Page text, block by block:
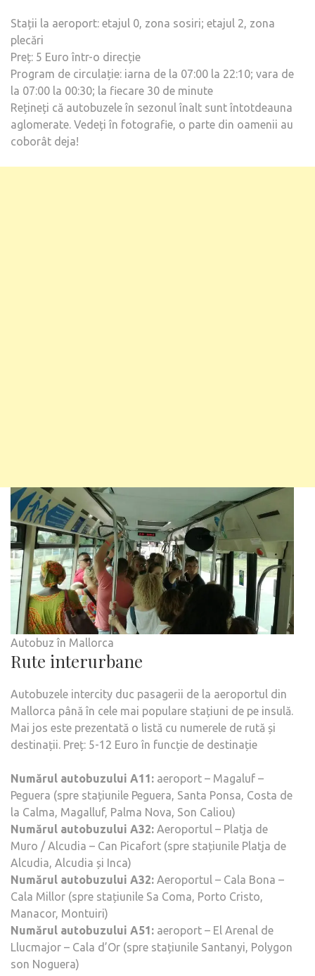
Stații la aeroport: etajul 0, zona sosiri; etajul 2, zona
plecări
Preț: 5 Euro într-o direcție
Program de circulație: iarna de la 07:00 la 22:10; vara de
la 07:00 la 00:30; la fiecare 30 de minute
Rețineți că autobuzele în sezonul înalt sunt întotdeauna
aglomerate. Vedeți în fotografie, o parte din oamenii au
coborât deja!
Autobuz în Mallorca
Rute interurbane
Autobuzele intercity duc pasagerii de la aeroportul din
Mallorca până în cele mai populare stațiuni de pe insulă.
Mai jos este prezentată o listă cu numerele de rută și
destinații. Preț: 5-12 Euro în funcție de destinație
Numărul autobuzului A11: aeroport – Magaluf –
Peguera (spre stațiunile Peguera, Santa Ponsa, Costa de
la Calma, Magalluf, Palma Nova, Son Caliou)
Numărul autobuzului A32: Aeroportul – Platja de
Muro / Alcudia – Can Picafort (spre stațiunile Platja de
Alcudia, Alcudia și Inca)
Numărul autobuzului A32: Aeroportul – Cala Bona –
Cala Millor (spre stațiunile Sa Coma, Porto Cristo,
Manacor, Montuiri)
Numărul autobuzului A51: aeroport – El Arenal de
Llucmajor – Cala d’Or (spre stațiunile Santanyi, Polygon
son Noguera)